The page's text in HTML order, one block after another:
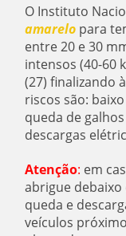
O Instituto
amarelo para
entre 20 e 30
intensos (40-60
(27) finalizando
riscos são:
queda de
descargas
Atenção: em
abrigue debaixo
queda e
veículos